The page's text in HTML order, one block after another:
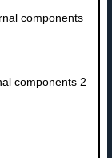
components
components 2